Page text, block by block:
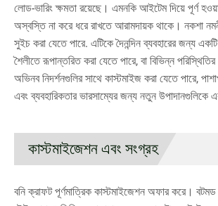
লোড-ভারিং ক্ষমতা রয়েছে। এমনকি আইটেম দিয়ে পূর্ণ
অস্বস্তি না করে ধরে রাখতে আরামদায়ক থাকে। নকশা
সুইচ করা যেতে পারে. এটিকে দৈনন্দিন ব্যবহারের জন্য
শৈলীতে রূপান্তরিত করা যেতে পারে, বা বিভিন্ন
অভিনব নিদর্শনগুলির সাথে কাস্টমাইজ করা যেতে পারে,
এবং ব্যবহারিকতার ভারসাম্যের জন্য নতুন উপাদানগুলিকে
কাস্টমাইজেশন এবং সংগ্রহ
বনি ক্রাফট পূর্ণমাত্রিক কাস্টমাইজেশন অফার করে।